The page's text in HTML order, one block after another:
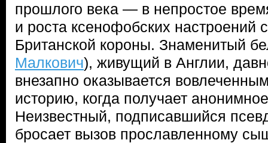
прошлого века — в непростое
и роста ксенофобских настроений
Британской короны. Знаменитый
Малкович), живущий в Англии,
внезапно оказывается
историю, когда получает
Неизвестный, подписавшийся
бросает вызов прославленному